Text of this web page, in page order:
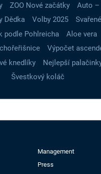
ZOO Nové začátky
Auto –
Dědka
Volby 2025
podle Pohlreicha
Aloe vera
Výpočet
knedlíky
Nejlepší
Švestkový koláč
Management
Press